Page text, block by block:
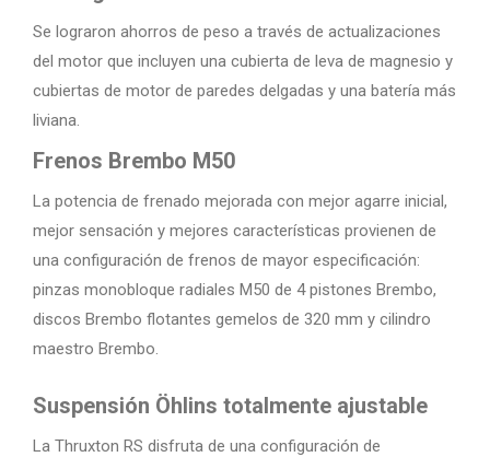
Se lograron ahorros de peso a través de actualizaciones
del motor que incluyen una cubierta de leva de magnesio y
cubiertas de motor de paredes delgadas y una batería más
liviana.
Frenos Brembo M50
La potencia de frenado mejorada con mejor agarre inicial,
mejor sensación y mejores características provienen de
una configuración de frenos de mayor especificación:
pinzas monobloque radiales M50 de 4 pistones Brembo,
discos Brembo flotantes gemelos de 320 mm y cilindro
maestro Brembo.
Suspensión Öhlins totalmente ajustable
La Thruxton RS disfruta de una configuración de